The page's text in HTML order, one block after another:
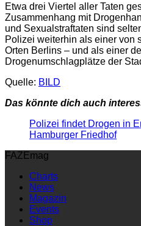
Etwa drei Viertel aller Taten
Zusammenhang mit
und Sexualstraftaten sind
Polizei weiterhin als einer von
Orten Berlins – und als einer
Drogenumschlagplätze der
Quelle: BILD
Das könnte dich auch
Polizei findet Drogen in
Hamburger Friedhof
FAZEmag
Charts
News
Magazin
Events
Shop